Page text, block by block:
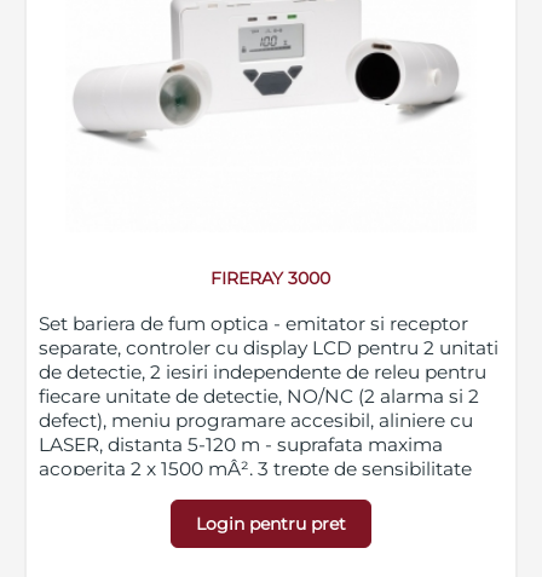
FIRERAY 3000
Set bariera de fum optica - emitator si receptor
separate, controler cu display LCD pentru 2 unitati
de detectie, 2 iesiri independente de releu pentru
fiecare unitate de detectie, NO/NC (2 alarma si 2
defect), meniu programare accesibil, aliniere cu
LASER, distanta 5-120 m - suprafata maxima
acoperita 2 x 1500 mÂ², 3 trepte de sensibilitate
Login pentru pret